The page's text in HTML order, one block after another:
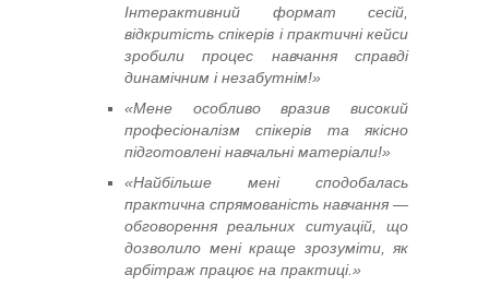
Інтерактивний формат сесій,
відкритість спікерів і практичні кейси
зробили процес навчання справді
динамічним і незабутнім!»
«Мене особливо вразив високий
професіоналізм спікерів та якісно
підготовлені навчальні матеріали!»
«Найбільше мені сподобалась
практична спрямованість навчання —
обговорення реальних ситуацій, що
дозволило мені краще зрозуміти, як
арбітраж працює на практиці.»